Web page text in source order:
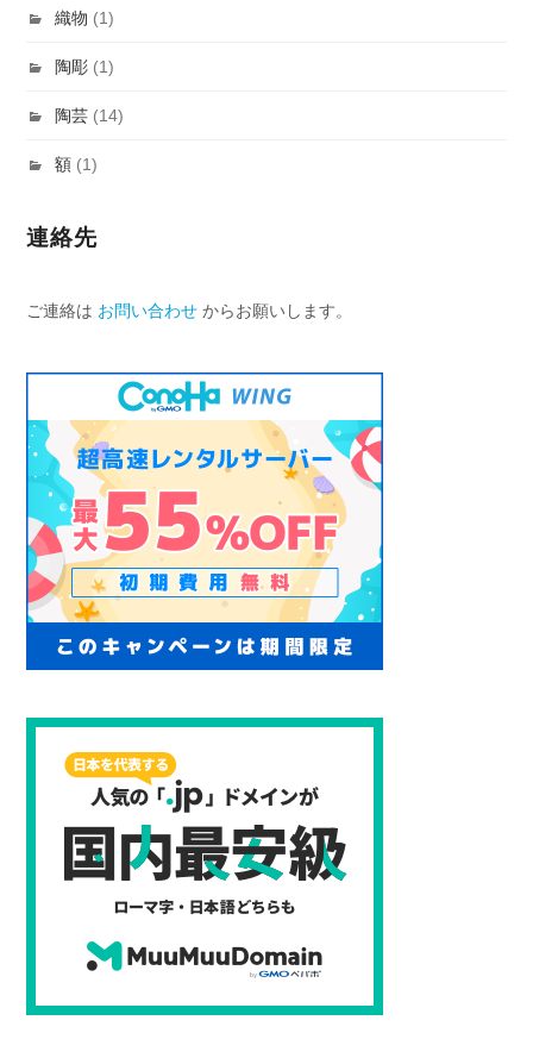
織物 (1)
陶彫 (1)
陶芸 (14)
額 (1)
連絡先
ご連絡は お問い合わせ からお願いします。